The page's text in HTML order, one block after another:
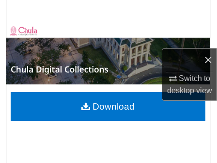
×
Switch to
desktopview
Browse Collections
My Account
About
Digital Commons Network™
Download